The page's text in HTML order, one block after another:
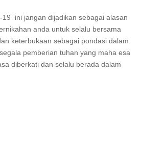
ini jangan dijadikan sebagai alasan
anda untuk selalu bersama
keterbukaan sebagai pondasi dalam
pemberian tuhan yang maha esa
diberkati dan selalu berada dalam